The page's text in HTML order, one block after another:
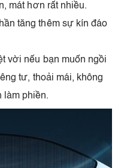
mát hơn rất nhiều.
tăng thêm sự kín đáo
vời nếu bạn muốn ngồi
tư, thoải mái, không
làm phiền.